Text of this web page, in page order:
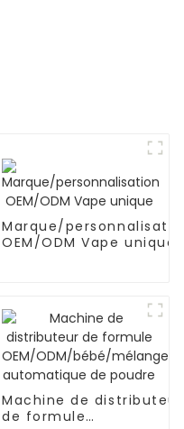
Marque/
OEM/ODM Vape unique
Machine de distributeur
de formule